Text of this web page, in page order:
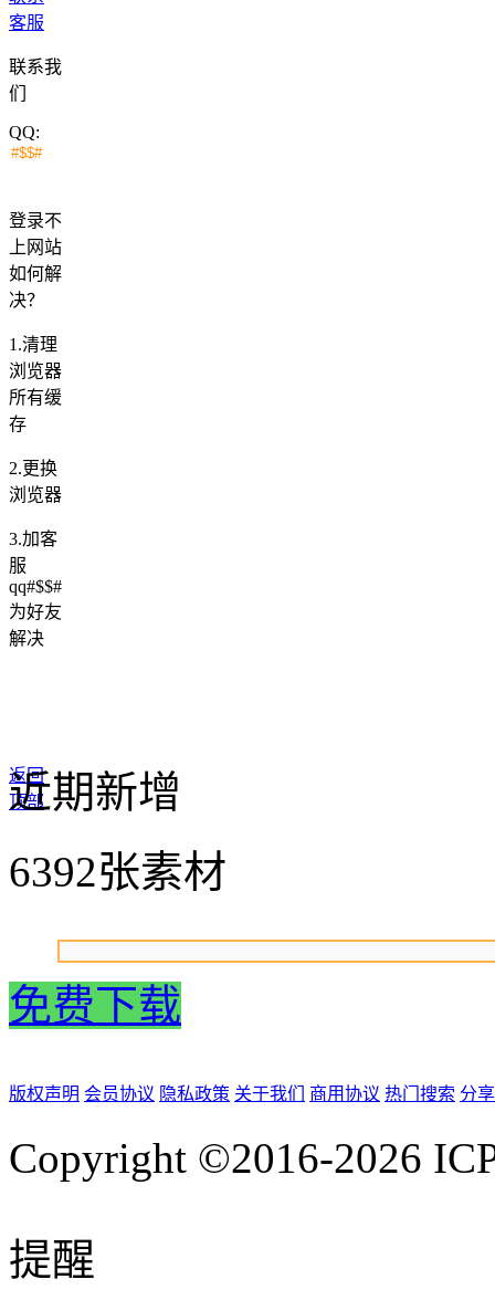
客服
联系我
们
QQ:
登录不
上网站
如何解
决？
1.清理
浏览器
所有缓
存
2.更换
浏览器
3.加客
服
qq#$$#
为好友
解决
返回
顶部
近期新增
6392张素材
免费下载
版权声明 会员协议 隐私政策 关于我们 商用协议 热门搜索 分
Copyright ©2016-2026
提醒